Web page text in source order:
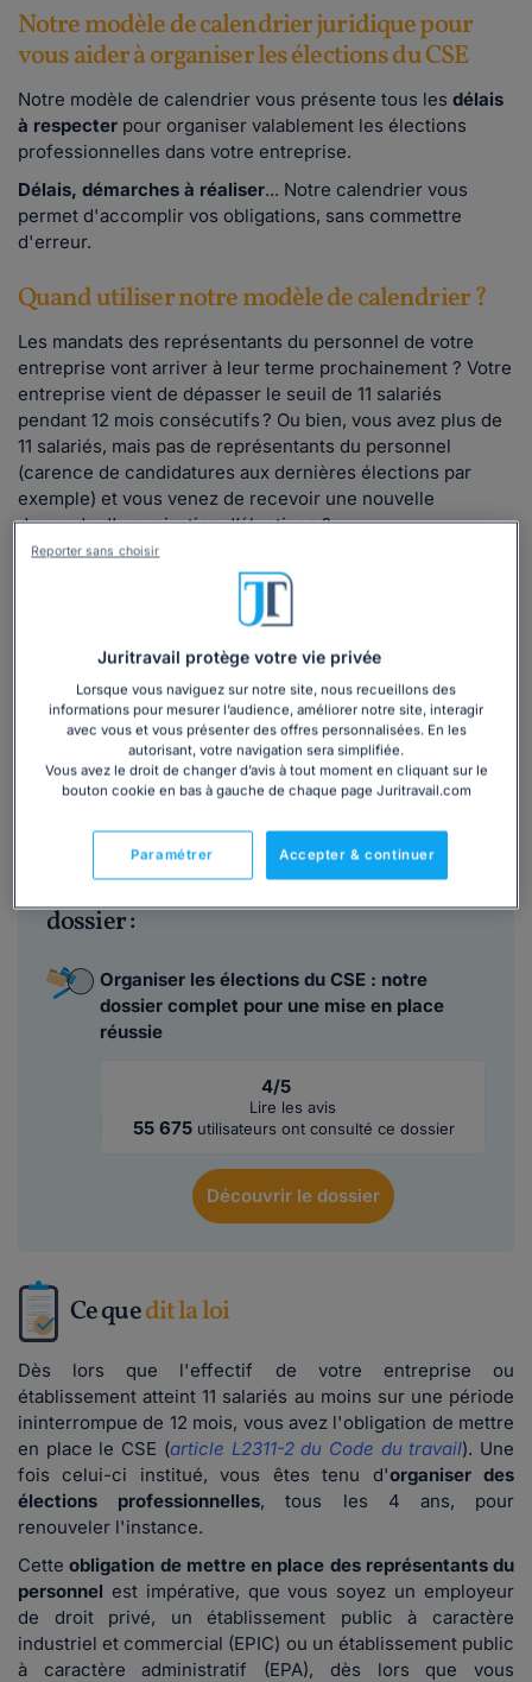
Notre modèle de calendrier juridique pour
vous aider à organiser les élections du CSE
Notre modèle de calendrier vous présente tous les délais
à respecter pour organiser valablement les élections
professionnelles dans votre entreprise.
Délais, démarches à réaliser... Notre calendrier vous
permet d'accomplir vos obligations, sans commettre
d'erreur.
Quand utiliser notre modèle de calendrier ?
Les mandats des représentants du personnel de votre
entreprise vont arriver à leur terme prochainement ? Votre
entreprise vient de dépasser le seuil de 11 salariés
pendant 12 mois consécutifs ? Ou bien, vous avez plus de
11 salariés, mais pas de représentants du personnel
(carence de candidatures aux dernières élections par
exemple) et vous venez de recevoir une nouvelle
demande d’organisation d’élections ?
Dans tous ces cas, vous devez
d’élections professionnelles pour mettre en place le
Comité social et économique (CSE)
spécifiques.
Découvrez notre calendrier pour respecter
scrupuleusement les délais.
Lire la suite
modèle de lettreest inclus dans le
dossier :
Organiser les élections du CSE : notre
dossier complet pour une mise en place
réussie
4/5
Lire les avis
55 675 utilisateurs ont consulté ce dossier
Découvrirle dossier
Ce quedit la loi
Dès lors que l'effectif de votre entreprise ou
établissement atteint 11 salariés au moins sur une période
ininterrompue de 12 mois, vous avez l'obligation de mettre
en place le CSE (article L2311-2 du Code du travail). Une
fois celui-ci institué, vous êtes tenu d'organiser des
élections professionnelles, tous les 4 ans, pour
renouveler l'instance.
Cetteobligation de mettre en place des représentants du
personnel est impérative, que vous soyez un employeur
de droit privé, un établissement public à caractère
industriel et commercial (EPIC) ou un établissement public
à caractère administratif (EPA), dès lors que vous
Juritravail protège votre vie privée
Lorsque vous naviguez sur notre site, nous recueillons des
informations pour mesurer l’audience, améliorer notre site, interagir
avec vous et vous présenter des offres personnalisées. En les
autorisant, votre navigation sera simplifiée.
Vous avez le droit de changer d’avis à tout moment en cliquant sur le
bouton cookie en bas à gauche de chaque page Juritravail.com
Accepter & continuer
Paramétrer
Reporter sans choisir